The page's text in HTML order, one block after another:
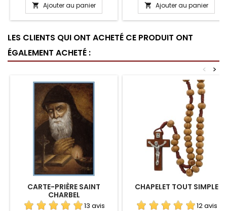
 Ajouter au panier  Ajouter au panier
LES CLIENTS QUI ONT ACHETÉ CE PRODUIT ONT
ÉGALEMENT ACHETÉ :
>
<
CARTE-PRIÈRE SAINT
CHARBEL
13 avis
CHAPELET TOUT SIMPLE
12 avis